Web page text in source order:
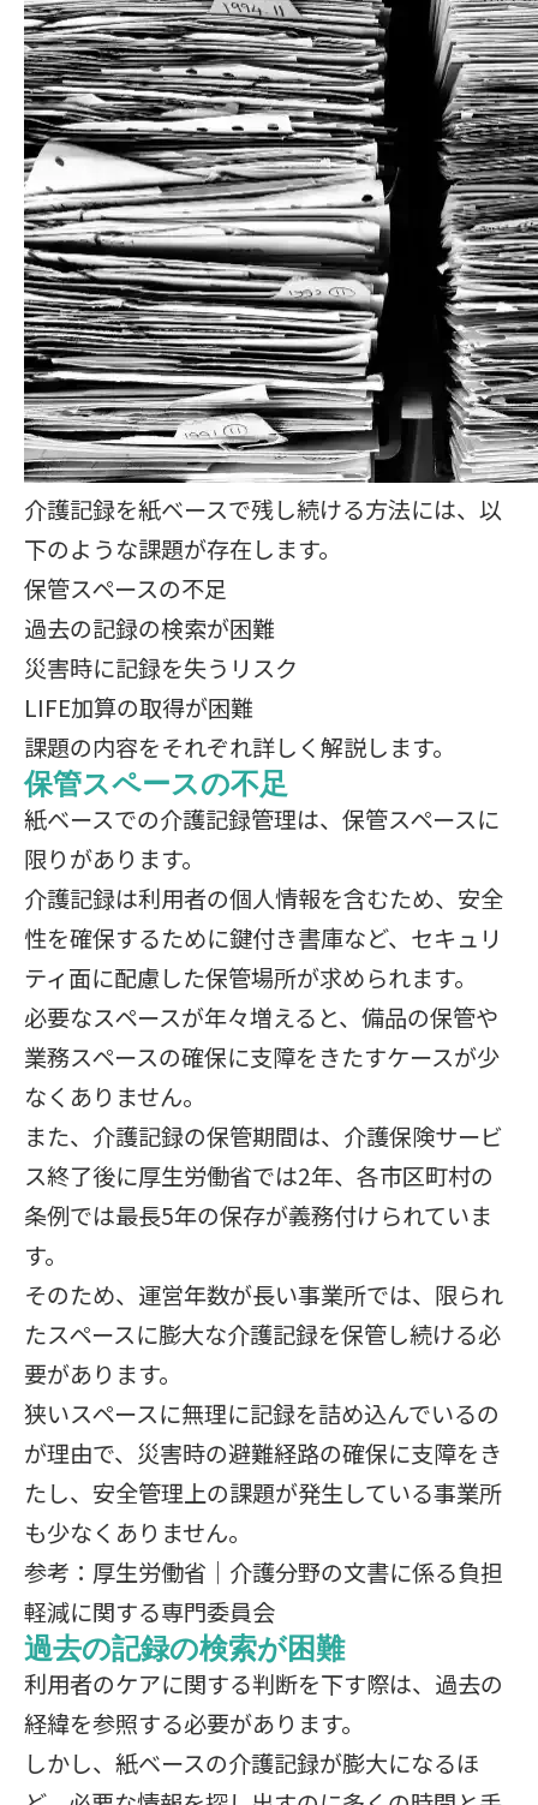
介護記録を紙ベースで残し続ける方法には、以
下のような課題が存在します。
保管スペースの不足
過去の記録の検索が困難
災害時に記録を失うリスク
LIFE加算の取得が困難
課題の内容をそれぞれ詳しく解説します。
保管スペースの不足
紙ベースでの介護記録管理は、保管スペースに
限りがあります。
介護記録は利用者の個人情報を含むため、安全
性を確保するために鍵付き書庫など、セキュリ
ティ面に配慮した保管場所が求められます。
必要なスペースが年々増えると、備品の保管や
業務スペースの確保に支障をきたすケースが少
なくありません。
また、介護記録の保管期間は、介護保険サービ
ス終了後に厚生労働省では2年、各市区町村の
条例では最長5年の保存が義務付けられていま
す。
そのため、運営年数が長い事業所では、限られ
たスペースに膨大な介護記録を保管し続ける必
要があります。
狭いスペースに無理に記録を詰め込んでいるの
が理由で、災害時の避難経路の確保に支障をき
たし、安全管理上の課題が発生している事業所
も少なくありません。
参考： 厚生労働省｜介護分野の文書に係る負担
軽減に関する専門委員会
過去の記録の検索が困難
利用者のケアに関する判断を下す際は、過去の
経緯を参照する必要があります。
しかし、紙ベースの介護記録が膨大になるほ